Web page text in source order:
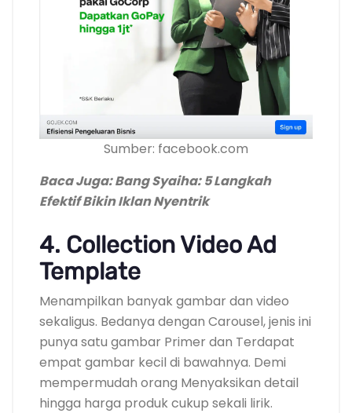
Sumber: facebook.com
Baca Juga: Bang Syaiha: 5 Langkah
Efektif Bikin Iklan Nyentrik
4. Collection Video Ad
Template
Menampilkan banyak gambar dan video
sekaligus. Bedanya dengan Carousel, jenis ini
punya satu gambar Primer dan Terdapat
empat gambar kecil di bawahnya. Demi
mempermudah orang Menyaksikan detail
hingga harga produk cukup sekali lirik.